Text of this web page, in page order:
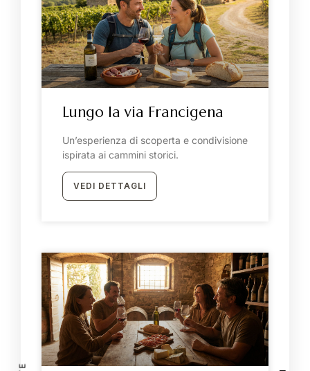
Lungo la via Francigena
Un’esperienza di scoperta e condivisione
ispirata ai cammini storici.
VEDI DETTAGLI
Gallery
Contatti
Dove siamo
Intorno a Misia
Esperienze
Eventi del territorio